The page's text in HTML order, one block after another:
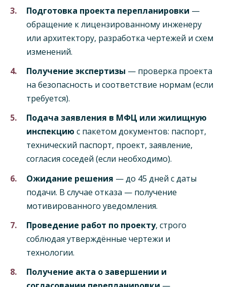
Подготовка проекта перепланировки —
обращение к лицензированному инженеру
или архитектору, разработка чертежей и схем
изменений.
Получение экспертизы — проверка проекта
на безопасность и соответствие нормам (если
требуется).
Подача заявления в МФЦ или жилищную
инспекцию с пакетом документов: паспорт,
технический паспорт, проект, заявление,
согласия соседей (если необходимо).
Ожидание решения — до 45 дней с даты
подачи. В случае отказа — получение
мотивированного уведомления.
Проведение работ по проекту, строго
соблюдая утверждённые чертежи и
технологии.
Получение акта о завершении и